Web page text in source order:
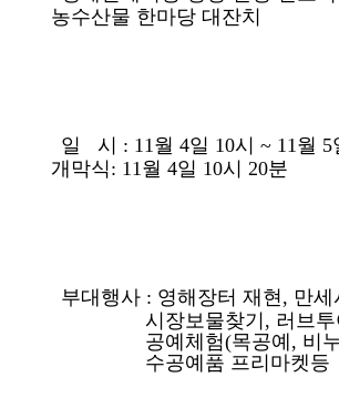
농수산물 한마당 대잔치
일 시 : 11월 4일 10시 ~ 11월 5
개막식: 11월 4일 10시 20분
부대행사 : 영해장터 재현, 만
시장보물찾기, 러브투
공예체험(목공예, 비누,
수공예품 프리마켓등